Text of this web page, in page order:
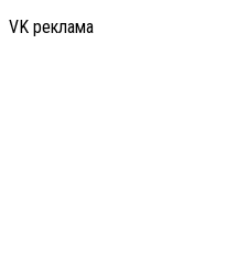
VK реклама